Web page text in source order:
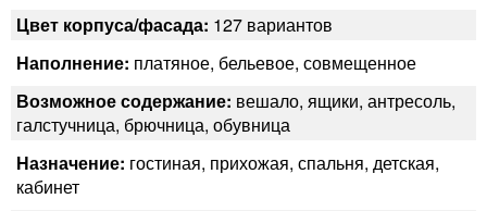
Цвет корпуса/фасада: 127 вариантов
Наполнение: платяное, бельевое, совмещенное
Возможное содержание: вешало, ящики, антресоль,
галстучница, брючница, обувница
Назначение: гостиная, прихожая, спальня, детская,
кабинет